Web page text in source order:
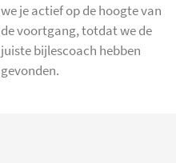
we je actief op de hoogte van
de voortgang, totdat we de
juiste bijlescoach hebben
gevonden.